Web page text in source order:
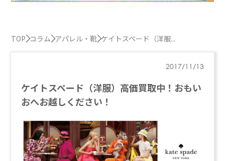
TOP コラム アパレル・靴 ケイトスペード（洋服...
2017/11/13
ケイトスペード（洋服）高価買取中！おもい
おへお越しください！